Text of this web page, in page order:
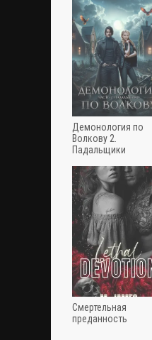
Демонология по
Волкову 2.
Падальщики
Смертельная
преданность